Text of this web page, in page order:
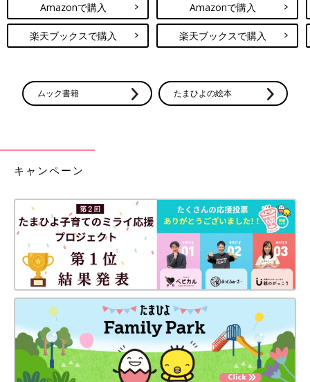
Amazonで購入
楽天ブックスで購入
Amazonで購入
楽天ブックスで購入
ムック書籍 たまひよの絵本
キャンペーン